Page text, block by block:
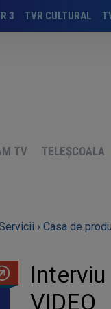
TVR CULTURAL
3
TV TELEȘCOALA
› Casa de
VIDEO